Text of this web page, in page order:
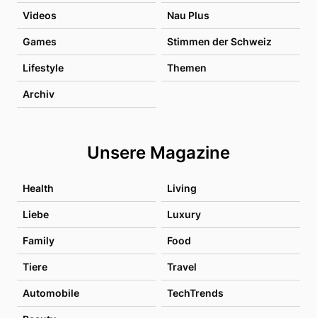
Videos Nau Plus
Games Stimmen der Schweiz
Lifestyle Themen
Archiv
Unsere Magazine
Health Living
Liebe Luxury
Family Food
Tiere Travel
Automobile TechTrends